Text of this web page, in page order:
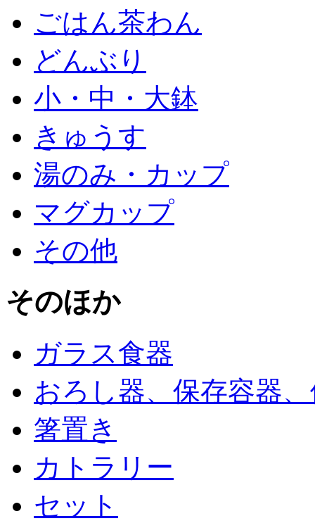
ごはん茶わん
どんぶり
小・中・大鉢
きゅうす
湯のみ・カップ
マグカップ
その他
そのほか
ガラス食器
おろし器、保存容器
箸置き
カトラリー
セット